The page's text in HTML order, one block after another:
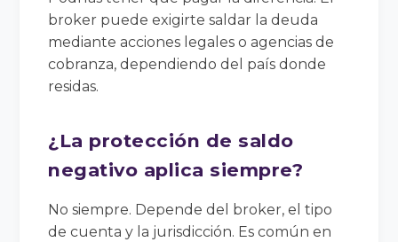
broker puede exigirte saldar la deuda
mediante acciones legales o agencias de
cobranza, dependiendo del país donde
residas.
¿La protección de saldo
negativo aplica siempre?
No siempre. Depende del broker, el tipo
de cuenta y la jurisdicción. Es común en